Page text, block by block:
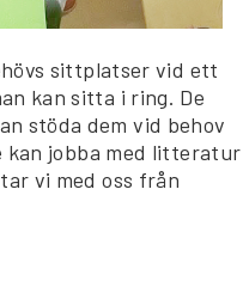
sittplatser vid ett
kan sitta i ring. De
stöda dem vid behov
jobba med litteratur
vi med oss från